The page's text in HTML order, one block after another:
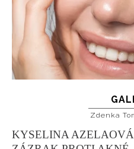
Zdenka
KYSELINA